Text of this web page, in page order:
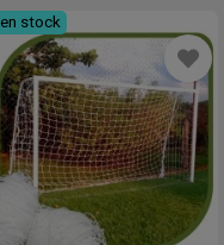
en stock